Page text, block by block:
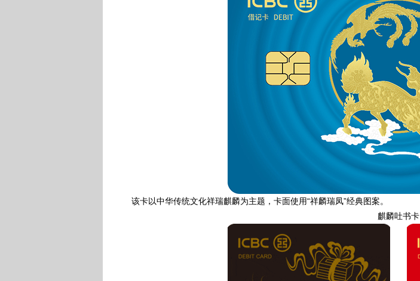
该卡以中华传统文化祥瑞麒麟为主题，卡面使用“祥麟瑞凤”经典图案。
麒麟吐书卡